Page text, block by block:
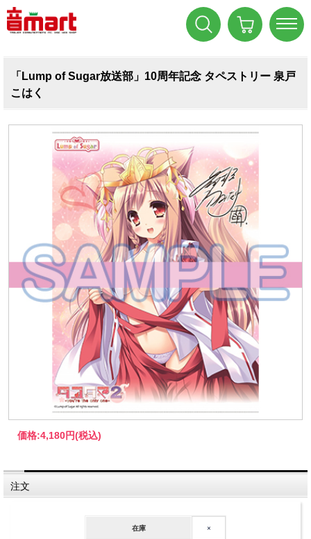
「Lump of Sugar放送部」10周年記念 タペストリー 泉戸
こはく
価格:4,180円(税込)
注文
在庫 ×